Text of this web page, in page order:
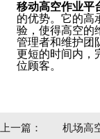
移动高空作业平
的优势。它的高
验，使得高空的
管理者和维护团
更短的时间内，
位顾客。
上一篇： 机场高